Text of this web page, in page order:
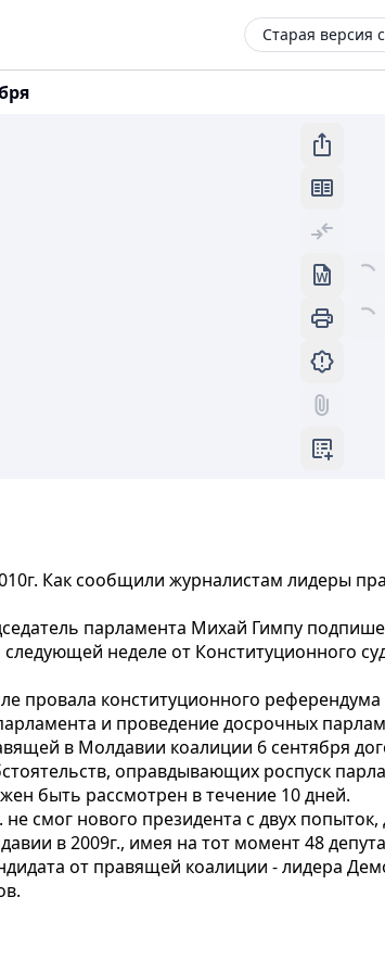
Старая версия
Как сообщили журналистам лидеры
парламента Михай Гимпу
неделе от Конституционного
конституционного референдума
и проведение досрочных
в Молдавии коалиции 6 сентября
оправдывающих роспуск
быть рассмотрен в течение 10 дней.
смог нового президента с двух
в 2009г., имея на тот момент 48
от правящей коалиции - лидера